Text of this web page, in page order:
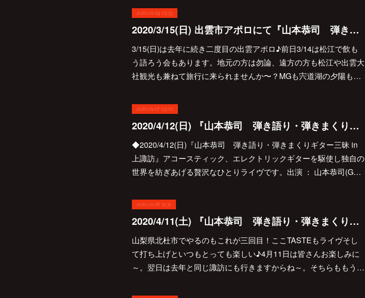
2020.01.09 03:33
2020/3/15(日) 出雲市アポロにて『山本恭司 弾き語り・弾きまくりギター三昧 in 出雲』開催決定です♪
3/15(日)は去年に続き二度目の出雲アポロ♪前日3/14は松江で飲も
う語ろう会もあります。地元の方は勿論、遠方の方も松江や出雲大
社観光も兼ねて旅行に来られませんか〜？MGも宍道湖の夕陽も…
2020.01.07 03:00
2020/4/12(日) 『山本恭司 弾き語り・弾きまくりギター三昧 in 上諏訪』決定しました♪
◆2020/4/12(日)『山本恭司 弾き語り・弾きまくりギター三昧 in
上諏訪』アコースティック、エレクトリックギターを駆使し独自の
世界を紡ぎあげる贅沢なひとりライヴです。出演 ： 山本恭司(G…
2020.01.06 15:31
2020/4/11(土) 『山本恭司 弾き語り・弾きまくりギター三昧 in 山梨』決定しました♪
山梨県北杜市でやるのもこれが三回目！ここTASTEもライヴそし
て打ち上げといつもとっても楽しい♪4月11日は皆さんお楽しみに
～。翌日は去年と同じ諏訪にも行きますからね～。そちらももう…